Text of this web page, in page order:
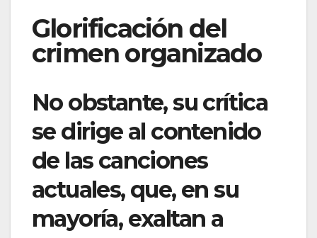
Glorificación del
crimen organizado
No obstante, su crítica
se dirige al contenido
de las canciones
actuales, que, en su
mayoría, exaltan a